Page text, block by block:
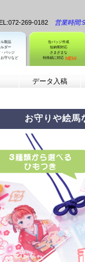
269-0182 営業時間
ル製品
ルダー
・バッジ
守りなど
缶バッジ作成
短納期対応
さまざまな
特殊紙に対応
データ入稿
お守りや絵馬